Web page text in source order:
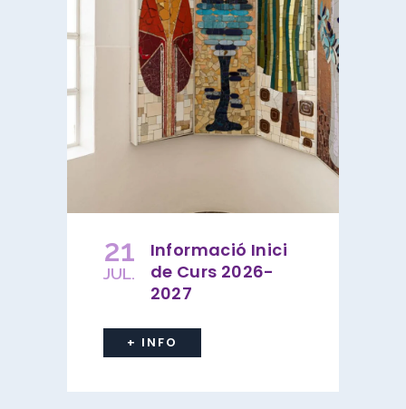
21
JUL.
Informació Inici
de Curs 2026-
2027
+ INFO